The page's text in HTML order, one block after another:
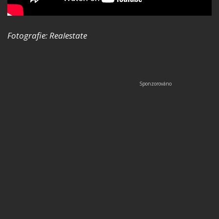
Fotografie: Realestate